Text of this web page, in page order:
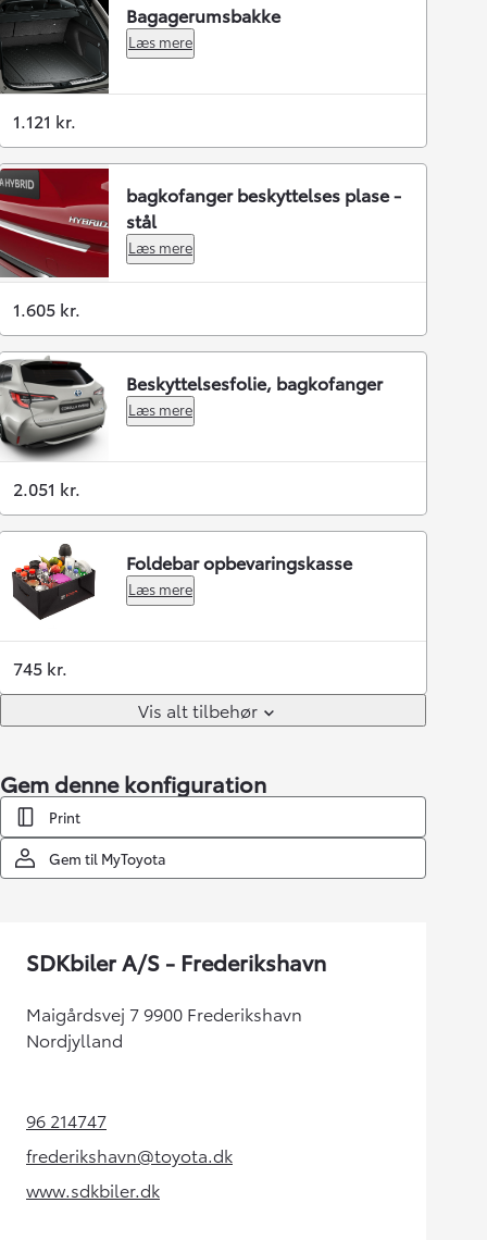
Bagagerumsbakke
Læs mere
1.121 kr.
bagkofanger beskyttelses plase -
stål
Læs mere
1.605 kr.
Beskyttelsesfolie, bagkofanger
Læs mere
2.051 kr.
Foldebar opbevaringskasse
Læs mere
745 kr.
Vis alt tilbehør
Gem denne konfiguration
Print
Gem til MyToyota
SDKbiler A/S - Frederikshavn
Maigårdsvej 7 9900 Frederikshavn
Nordjylland
96 214747(Opens in new tab)
frederikshavn@toyota.dk
(Opens in new tab)
www.sdkbiler.dk(Opens in new tab)